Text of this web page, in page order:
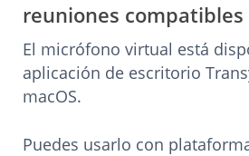
reuniones compatibles
El micrófono virtual está
aplicación de escritorio
macOS.
Puedes usarlo con